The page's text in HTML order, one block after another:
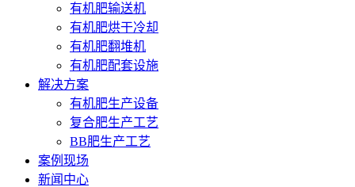
有机肥输送机
有机肥烘干冷却
有机肥翻堆机
有机肥配套设施
解决方案
有机肥生产设备
复合肥生产工艺
BB肥生产工艺
案例现场
新闻中心